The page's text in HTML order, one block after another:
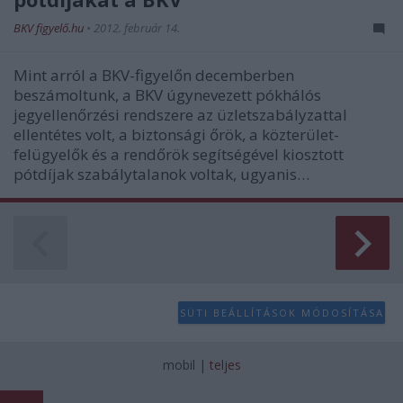
BKV figyelő.hu • 2012. február 14.
Mint arról a BKV-figyelőn decemberben
beszámoltunk, a BKV úgynevezett pókhálós
jegyellenőrzési rendszere az üzletszabályzattal
ellentétes volt, a biztonsági őrök, a közterület-
felügyelők és a rendőrök segítségével kiosztott
pótdíjak szabálytalanok voltak, ugyanis…
SÜTI BEÁLLÍTÁSOK MÓDOSÍTÁSA
mobil | teljes